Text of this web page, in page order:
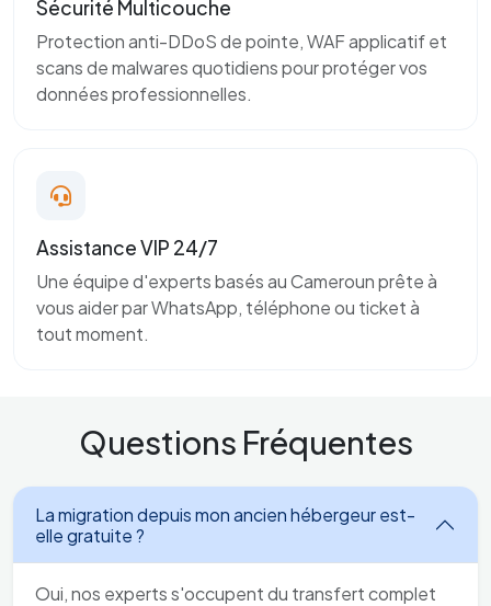
Sécurité Multicouche
Protection anti-DDoS de pointe, WAF applicatif et
scans de malwares quotidiens pour protéger vos
données professionnelles.
Assistance VIP 24/7
Une équipe d'experts basés au Cameroun prête à
vous aider par WhatsApp, téléphone ou ticket à
tout moment.
Questions Fréquentes
La migration depuis mon ancien hébergeur est-
elle gratuite ?
Oui, nos experts s'occupent du transfert complet